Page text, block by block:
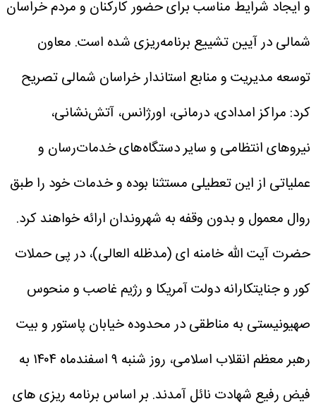
و ایجاد شرایط مناسب برای حضور کارکنان و مردم خراسان
شمالی در آیین تشییع برنامه‌ریزی شده است. معاون
توسعه مدیریت و منابع استاندار خراسان شمالی تصریح
کرد: مراکز امدادی، درمانی، اورژانس، آتش‌نشانی،
نیروهای انتظامی و سایر دستگاه‌های خدمات‌رسان و
عملیاتی از این تعطیلی مستثنا بوده و خدمات خود را طبق
روال معمول و بدون وقفه به شهروندان ارائه خواهند کرد.
حضرت آیت الله خامنه ای (مدظله العالی)، در پی حملات
کور و جنایتکارانه دولت آمریکا و رژیم غاصب و منحوس
صهیونیستی به مناطقی در محدوده خیابان پاستور و بیت
رهبر معظم انقلاب اسلامی، روز شنبه ۹ اسفندماه ۱۴۰۴ به
فیض رفیع شهادت نائل آمدند. بر اساس برنامه ریزی های